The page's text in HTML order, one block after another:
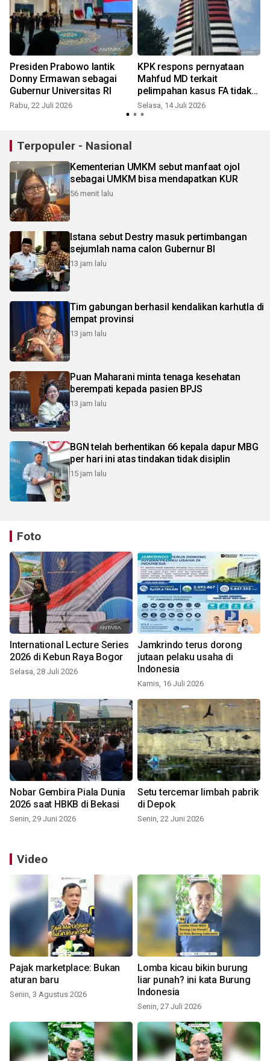
Presiden Prabowo lantik
Donny Ermawan sebagai
Gubernur Universitas RI
Rabu, 22 Juli 2026
KPK respons pernyataan
Mahfud MD terkait
pelimpahan kasus FA tidak
sesuai KUHAP
Selasa, 14 Juli 2026
Terpopuler - Nasional
Kementerian UMKM sebut manfaat ojol
sebagai UMKM bisa mendapatkan KUR
56 menit lalu
Istana sebut Destry masuk pertimbangan
sejumlah nama calon Gubernur BI
13 jam lalu
Tim gabungan berhasil kendalikan karhutla di
empat provinsi
13 jam lalu
Puan Maharani minta tenaga kesehatan
berempati kepada pasien BPJS
13 jam lalu
BGN telah berhentikan 66 kepala dapur MBG
per hari ini atas tindakan tidak disiplin
15 jam lalu
Foto
International Lecture Series
2026 di Kebun Raya Bogor
Selasa, 28 Juli 2026
Jamkrindo terus dorong
jutaan pelaku usaha di
Indonesia
Kamis, 16 Juli 2026
Nobar Gembira Piala Dunia
2026 saat HBKB di Bekasi
Senin, 29 Juni 2026
Setu tercemar limbah pabrik
di Depok
Senin, 22 Juni 2026
Video
Pajak marketplace: Bukan
aturan baru
Senin, 3 Agustus 2026
Lomba kicau bikin burung
liar punah? ini kata Burung
Indonesia
Senin, 27 Juli 2026